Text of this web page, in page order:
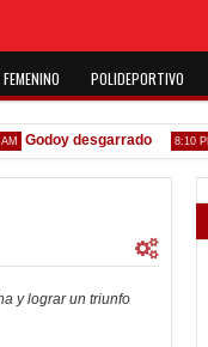
POLIDEPORTIVO
desgarrado 8:10 PM
y lograr un triunfo